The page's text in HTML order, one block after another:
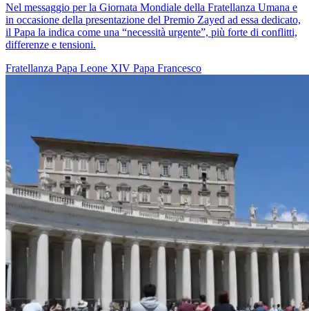
Nel messaggio per la Giornata Mondiale della Fratellanza Umana e
in occasione della presentazione del Premio Zayed ad essa dedicato,
il Papa la indica come una “necessità urgente”, più forte di conflitti,
differenze e tensioni.
Fratellanza Papa Leone XIV Papa Francesco